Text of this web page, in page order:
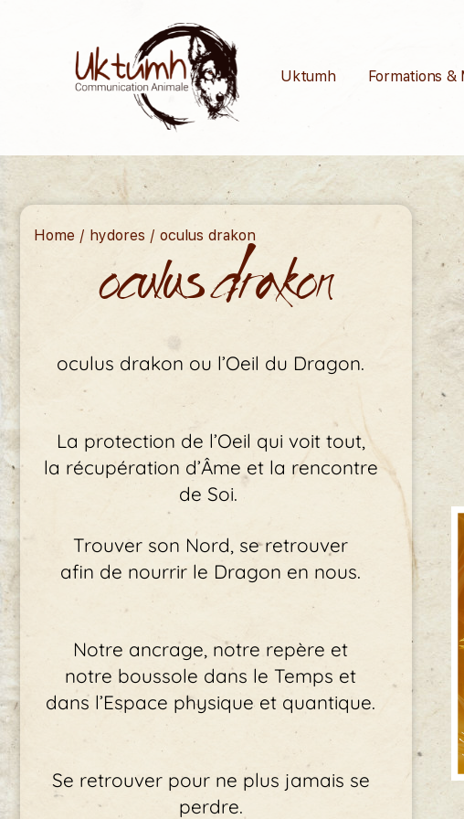
Uktumh Formations &
Home / hydores / oculus drakon
oculus drakon
oculus drakon ou l’Oeil du Dragon.
La protection de l’Oeil qui voit tout,
la récupération d’Âme et la rencontre
de Soi.
Trouver son Nord, se retrouver
afin de nourrir le Dragon en nous.
Notre ancrage, notre repère et
notre boussole dans le Temps et
dans l’Espace physique et quantique.
Se retrouver pour ne plus jamais se
perdre.